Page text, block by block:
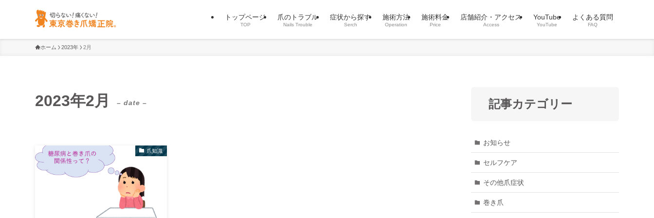
トップページ
TOP
爪のトラブル
Nails Trouble
症状から探す
Serch
施術方法
Operation
施術料金
Price
店舗紹介・アクセス
Access
YouTube
YouTube
よくある質問
FAQ
ホーム 2023年 2月
2023年2月 – date –
爪知識
記事カテゴリー
お知らせ
セルフケア
その他爪症状
巻き爪